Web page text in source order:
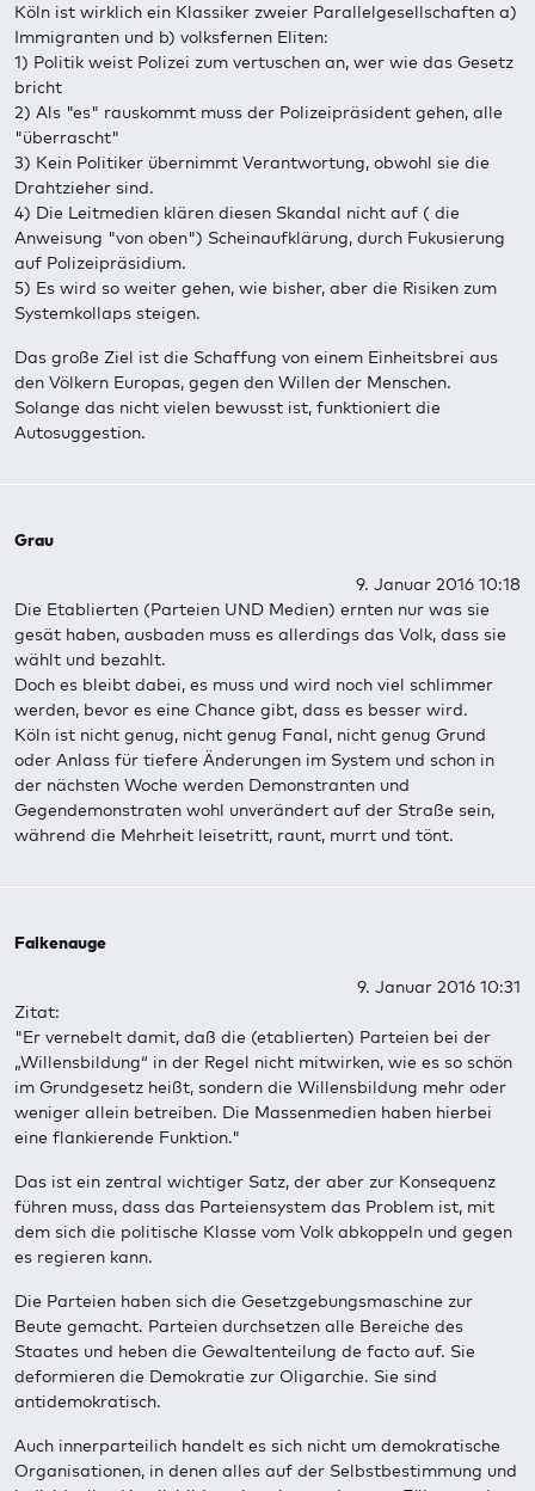
Köln ist wirklich ein Klassiker zweier Parallelgesellschaften a)
Immigranten und b) volksfernen Eliten:
1) Politik weist Polizei zum vertuschen an, wer wie das Gesetz
bricht
2) Als "es" rauskommt muss der Polizeipräsident gehen, alle
"überrascht"
3) Kein Politiker übernimmt Verantwortung, obwohl sie die
Drahtzieher sind.
4) Die Leitmedien klären diesen Skandal nicht auf ( die
Anweisung "von oben") Scheinaufklärung, durch Fukusierung
auf Polizeipräsidium.
5) Es wird so weiter gehen, wie bisher, aber die Risiken zum
Systemkollaps steigen.
Das große Ziel ist die Schaffung von einem Einheitsbrei aus
den Völkern Europas, gegen den Willen der Menschen.
Solange das nicht vielen bewusst ist, funktioniert die
Autosuggestion.
Grau
9. Januar 2016 10:18
Die Etablierten (Parteien UND Medien) ernten nur was sie
gesät haben, ausbaden muss es allerdings das Volk, dass sie
wählt und bezahlt.
Doch es bleibt dabei, es muss und wird noch viel schlimmer
werden, bevor es eine Chance gibt, dass es besser wird.
Köln ist nicht genug, nicht genug Fanal, nicht genug Grund
oder Anlass für tiefere Änderungen im System und schon in
der nächsten Woche werden Demonstranten und
Gegendemonstraten wohl unverändert auf der Straße sein,
während die Mehrheit leisetritt, raunt, murrt und tönt.
Falkenauge
9. Januar 2016 10:31
Zitat:
"Er vernebelt damit, daß die (etablierten) Parteien bei der
„Willensbildung“ in der Regel nicht mitwirken, wie es so schön
im Grundgesetz heißt, sondern die Willensbildung mehr oder
weniger allein betreiben. Die Massenmedien haben hierbei
eine flankierende Funktion."
Das ist ein zentral wichtiger Satz, der aber zur Konsequenz
führen muss, dass das Parteiensystem das Problem ist, mit
dem sich die politische Klasse vom Volk abkoppeln und gegen
es regieren kann.
Die Parteien haben sich die Gesetzgebungsmaschine zur
Beute gemacht. Parteien durchsetzen alle Bereiche des
Staates und heben die Gewaltenteilung de facto auf. Sie
deformieren die Demokratie zur Oligarchie. Sie sind
antidemokratisch.
Auch innerparteilich handelt es sich nicht um demokratische
Organisationen, in denen alles auf der Selbstbestimmung und